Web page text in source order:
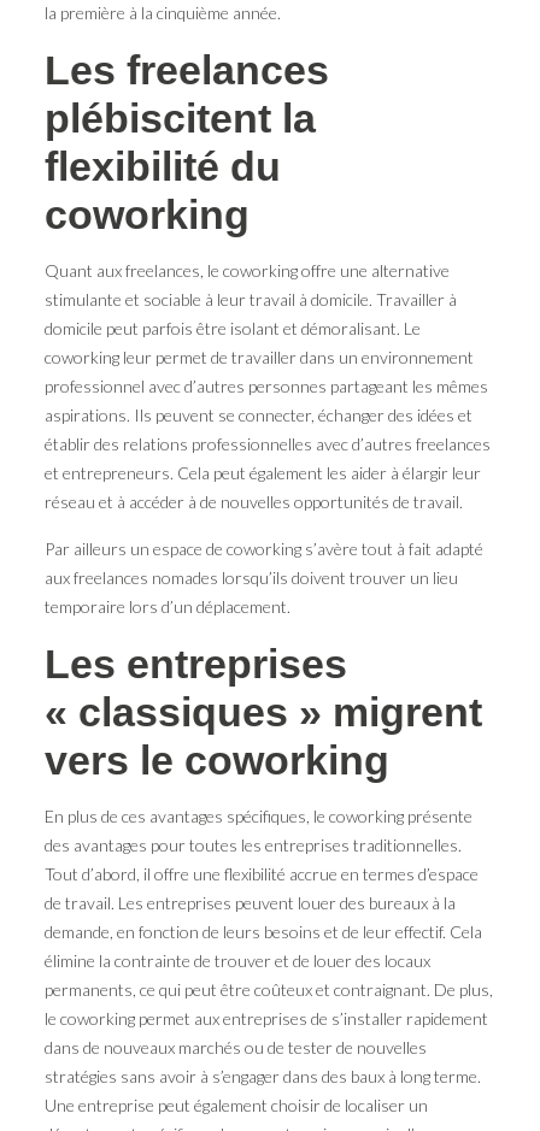
la première à la cinquième année.
Les freelances
plébiscitent la
flexibilité du
coworking
Quant aux freelances, le coworking offre une alternative
stimulante et sociable à leur travail à domicile. Travailler à
domicile peut parfois être isolant et démoralisant. Le
coworking leur permet de travailler dans un environnement
professionnel avec d’autres personnes partageant les mêmes
aspirations. Ils peuvent se connecter, échanger des idées et
établir des relations professionnelles avec d’autres freelances
et entrepreneurs. Cela peut également les aider à élargir leur
réseau et à accéder à de nouvelles opportunités de travail.
Par ailleurs un espace de coworking s’avère tout à fait adapté
aux freelances nomades lorsqu’ils doivent trouver un lieu
temporaire lors d’un déplacement.
Les entreprises
« classiques » migrent
vers le coworking
En plus de ces avantages spécifiques, le coworking présente
des avantages pour toutes les entreprises traditionnelles.
Tout d’abord, il offre une flexibilité accrue en termes d’espace
de travail. Les entreprises peuvent louer des bureaux à la
demande, en fonction de leurs besoins et de leur effectif. Cela
élimine la contrainte de trouver et de louer des locaux
permanents, ce qui peut être coûteux et contraignant. De plus,
le coworking permet aux entreprises de s’installer rapidement
dans de nouveaux marchés ou de tester de nouvelles
stratégies sans avoir à s’engager dans des baux à long terme.
Une entreprise peut également choisir de localiser un